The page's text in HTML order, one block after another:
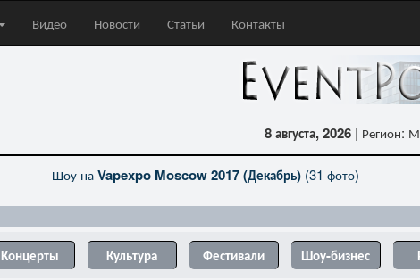
Видео Новости Статьи Контакты
8 августа, 2026 | Регион:
Шоу наVapexpo Moscow 2017 (Декабрь)(31 фото)
Концерты Культура Фестивали Шоу-бизнес